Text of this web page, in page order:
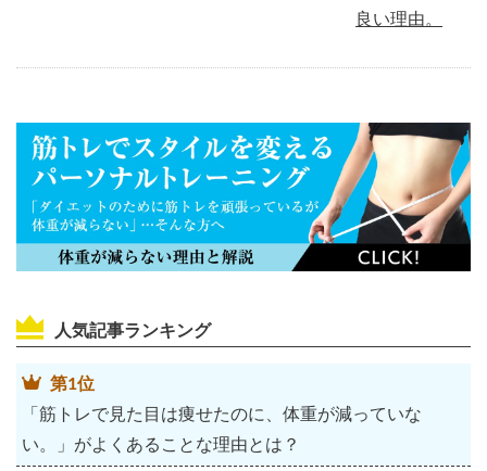
良い理由。
人気記事ランキング
第1位
「筋トレで見た目は痩せたのに、体重が減っていな
い。」がよくあることな理由とは？